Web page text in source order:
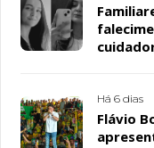
Há 6 dias
Flávio